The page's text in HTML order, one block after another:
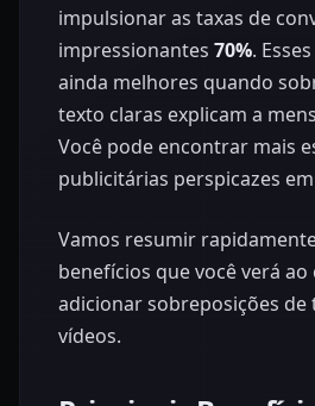
impulsionar as taxas de
impressionantes 70%.
ainda melhores quando
texto claras explicam a
Você pode encontrar mais
publicitárias perspicazes
Vamos resumir
benefícios que você verá ao
adicionar sobreposições de
vídeos.